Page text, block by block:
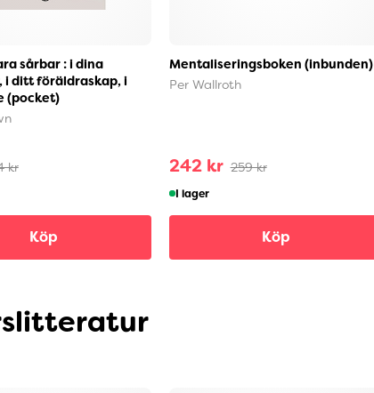
sårbar : i dina
i ditt föräldraskap, i
(pocket)
kr
Köp
Mentaliseringsboken (inbunden)
Per Wallroth
242 kr 259 kr
I lager
Köp